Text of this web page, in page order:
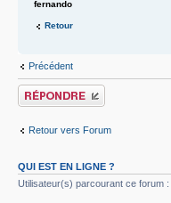
fernando
Retour
Précédent
Publier une réponse
Retour vers Forum
QUI EST EN LIGNE ?
Utilisateur(s) parcourant ce forum :